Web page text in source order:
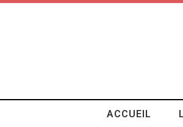
ACCUEIL